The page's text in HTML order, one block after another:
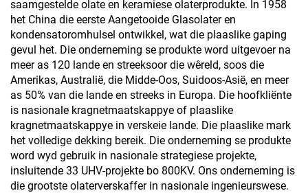
saamgestelde olate en keramiese olaterprodukte. In 1958
het China die eerste Aangetooide Glasolater en
kondensatoromhulsel ontwikkel, wat die plaaslike gaping
gevul het. Die onderneming se produkte word uitgevoer na
meer as 120 lande en streeksoor die wêreld, soos die
Amerikas, Australië, die Midde-Oos, Suidoos-Asië, en meer
as 50% van die lande en streeks in Europa. Die hoofkliënte
is nasionale kragnetmaatskappye of plaaslike
kragnetmaatskappye in verskeie lande. Die plaaslike mark
het volledige dekking bereik. Die onderneming se produkte
word wyd gebruik in nasionale strategiese projekte,
insluitende 33 UHV-projekte bo 800KV. Ons onderneming is
die grootste olaterverskaffer in nasionale ingenieurswese.